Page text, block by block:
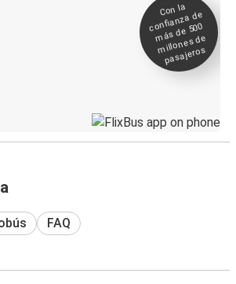
Con la
confianza de
más de 500
millones de
pasajeros
FAQ